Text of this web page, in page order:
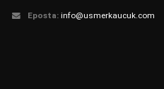
Eposta: info@usmerkaucuk.com